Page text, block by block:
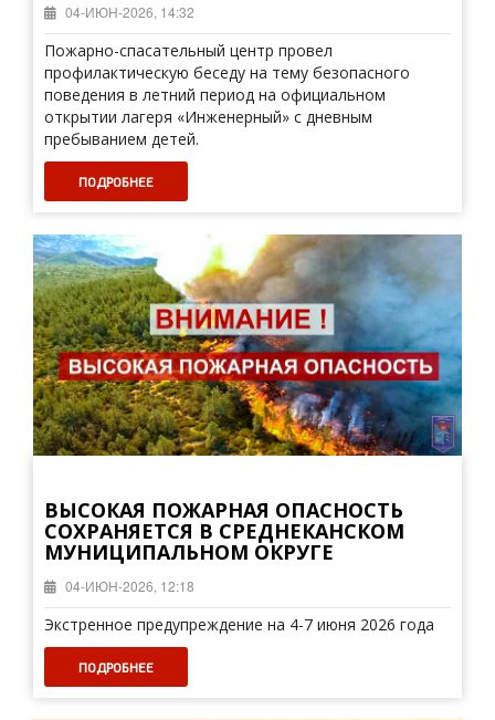
04-ИЮН-2026, 14:32
Пожарно-спасательный центр провел
профилактическую беседу на тему безопасного
поведения в летний период на официальном
открытии лагеря «Инженерный» с дневным
пребыванием детей.
ПОДРОБНЕЕ
ВЫСОКАЯ ПОЖАРНАЯ ОПАСНОСТЬ
СОХРАНЯЕТСЯ В СРЕДНЕКАНСКОМ
МУНИЦИПАЛЬНОМ ОКРУГЕ
04-ИЮН-2026, 12:18
Экстренное предупреждение на 4-7 июня 2026 года
ПОДРОБНЕЕ